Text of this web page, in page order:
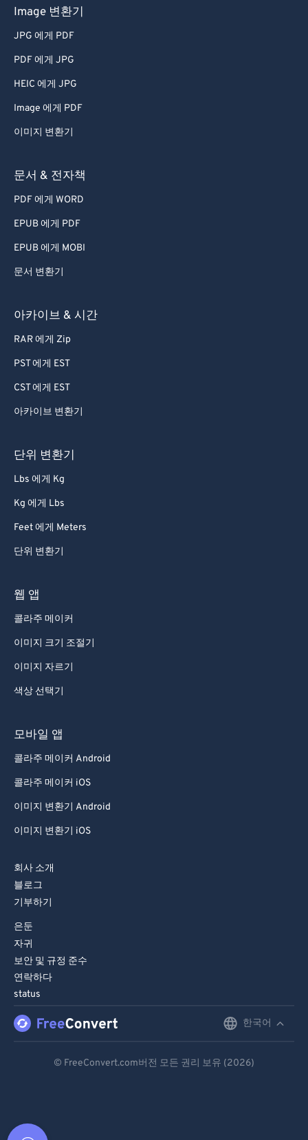
Image 변환기
JPG 에게 PDF
PDF 에게 JPG
HEIC 에게 JPG
Image 에게 PDF
이미지 변환기
문서 & 전자책
PDF 에게 WORD
EPUB 에게 PDF
EPUB 에게 MOBI
문서 변환기
아카이브 & 시간
RAR 에게 Zip
PST 에게 EST
CST 에게 EST
아카이브 변환기
단위 변환기
Lbs 에게 Kg
Kg 에게 Lbs
Feet 에게 Meters
단위 변환기
웹 앱
콜라주 메이커
이미지 크기 조절기
이미지 자르기
색상 선택기
모바일 앱
콜라주 메이커 Android
콜라주 메이커 iOS
이미지 변환기 Android
이미지 변환기 iOS
회사 소개
블로그
기부하기
은둔
자귀
보안 및 규정 준수
연락하다
status
한국어
© FreeConvert.com버전 모든 권리 보유 (2026)